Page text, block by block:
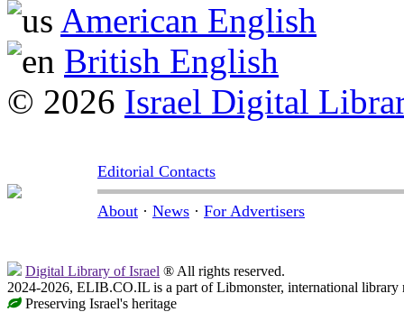
American English
British English
© 2026 Israel Digital
Editorial Contacts
About · News · For Advertisers
Digital Library of Israel ® All rights reserved.
2024-2026, ELIB.CO.IL is a part of Libmonster, international library
Preserving Israel's heritage